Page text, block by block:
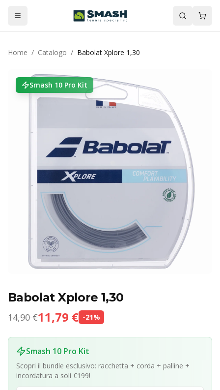
Home / Catalogo / Babolat Xplore 1,30
Smash 10 Pro Kit
Babolat Xplore 1,30
14,90 €11,79 € -21%
Smash 10 Pro Kit
Scopri il bundle esclusivo: racchetta + corda + palline +
incordatura a soli €199!